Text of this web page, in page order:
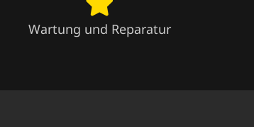
Wartung und Reparatur